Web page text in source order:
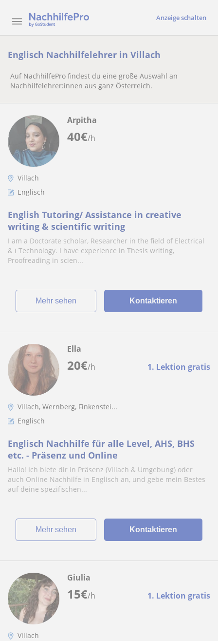
Anzeige schalten
Englisch Nachhilfelehrer in Villach
Auf NachhilfePro findest du eine große Auswahl an
Nachhilfelehrer:innen aus ganz Österreich.
40€/h
Arpitha
Villach
Englisch
English Tutoring/ Assistance in creative
writing & scientific writing
I am a Doctorate scholar, Researcher in the field of Electrical
& ℹ️ Technology. I have experience in Thesis writing,
Proofreading in scien...
Mehr sehen Kontaktieren
20€/h 1. Lektion gratis
Ella
Villach, Wernberg, Finkenstei...
Englisch
Englisch Nachhilfe für alle Level, AHS, BHS
etc. - Präsenz und Online
Hallo! Ich biete dir in Präsenz (Villach & Umgebung) oder
auch Online Nachhilfe in Englisch an, und gebe mein Bestes
auf deine spezifischen...
Mehr sehen Kontaktieren
15€/h 1. Lektion gratis
Giulia
Villach